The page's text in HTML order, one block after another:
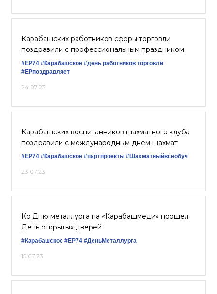
Карабашских работников сферы торговли
поздравили с профессиональным праздником
#ЕР74 #Карабашское #день работников торговли
#ЕРпоздравляет
24.07.23
Карабашских воспитанников шахматного клуба
поздравили с международным днем шахмат
#ЕР74 #Карабашское #партпроекты #Шахматныйвсеобуч
23.07.23
Ко Дню металлурга на «Карабашмеди» прошел
День открытых дверей
#Карабашское #ЕР74 #ДеньМеталлурга
15.07.23